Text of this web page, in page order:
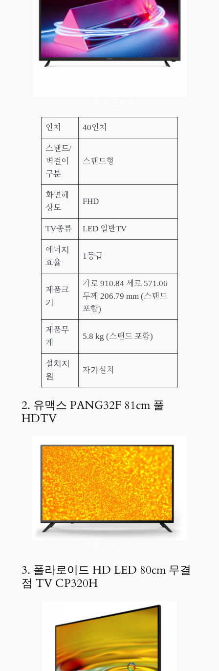
인치 40인치
스탠드/
벽걸이
구분
스탠드형
화면해
상도
FHD
TV종류 LED 일반TV
에너지
효율
1등급
제품크
기
가로 910.84 세로 571.06
두께 206.79 mm (스탠드
포함)
제품무
게
5.8 kg (스탠드 포함)
설치지
원
자가설치
2. 유맥스 PANG32F 81cm 풀
HDTV
3. 폴라로이드 HD LED 80cm 무결
점 TV CP320H